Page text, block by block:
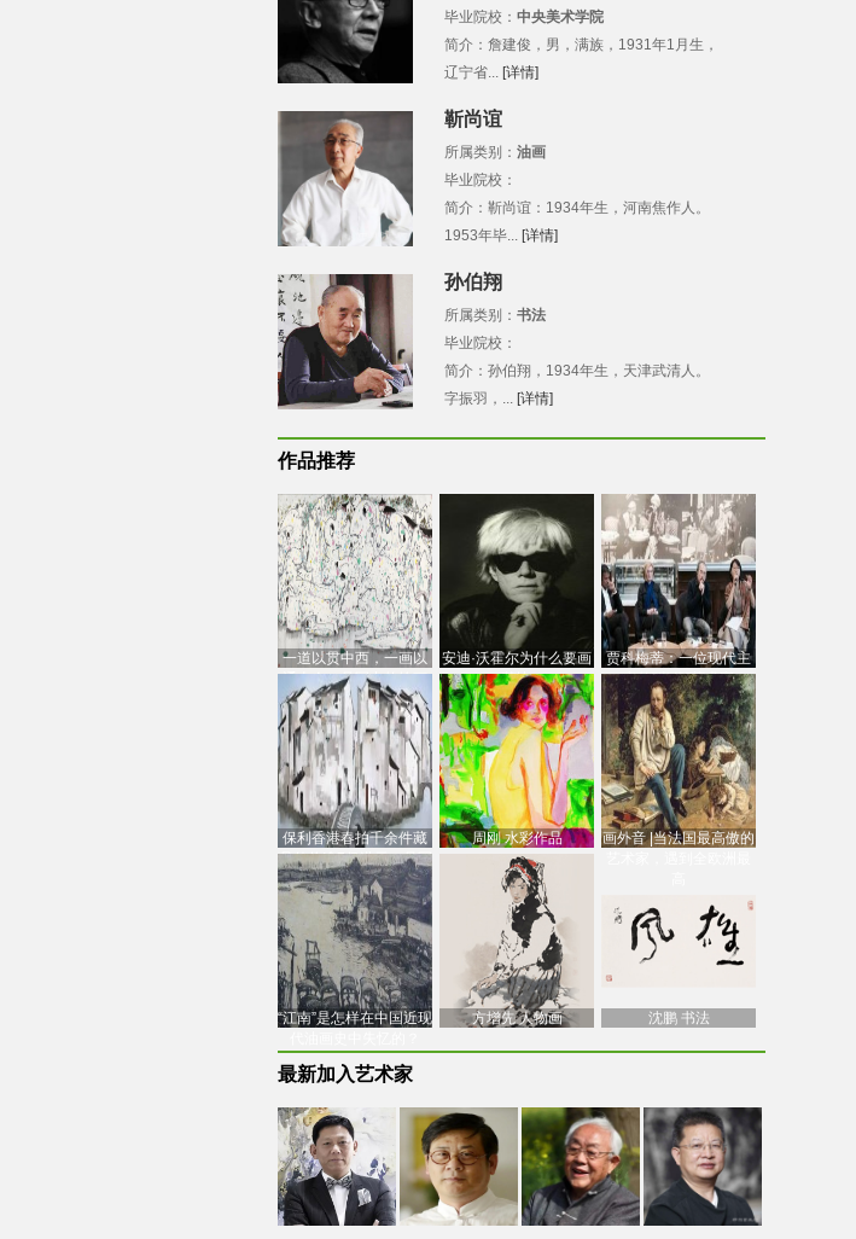
毕业院校： 中央美术学院
简介：詹建俊，男，满族，1931年1月生，
辽宁省... [详情]
靳尚谊
所属类别： 油画
毕业院校：
简介：靳尚谊：1934年生，河南焦作人。
1953年毕... [详情]
孙伯翔
所属类别： 书法
毕业院校：
简介：孙伯翔，1934年生，天津武清人。
字振羽，... [详情]
作品推荐
一道以贯中西，一画以
通古今：吴冠中的绘画
创
安迪·沃霍尔为什么要画
芭比
贾科梅蒂：一位现代主
义的“当代”艺术家
保利香港春拍千余件藏
品估价逾7亿港元，吴冠
中
周刚 水彩作品
画外音 |当法国最高傲的
“江南”是怎样在中国近现
方增先 人物画 沈鹏 书法
最新加入艺术家